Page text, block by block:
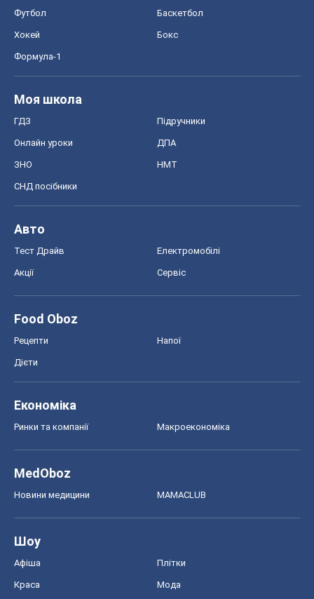
Футбол Баскетбол
Хокей Бокс
Формула-1
Моя школа
ГДЗ Підручники
Онлайн уроки ДПА
ЗНО НМТ
СНД посібники
Авто
Тест Драйв Електромобілі
Акції Сервіс
Food Oboz
Рецепти Напої
Дієти
Економіка
Ринки та компанії Макроекономіка
MedOboz
Новини медицини MAMACLUB
Шоу
Афіша Плітки
Краса Мода